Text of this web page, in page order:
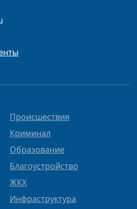
Происшествия
Криминал
Образование
Благоустройство
ЖКХ
Инфраструктура